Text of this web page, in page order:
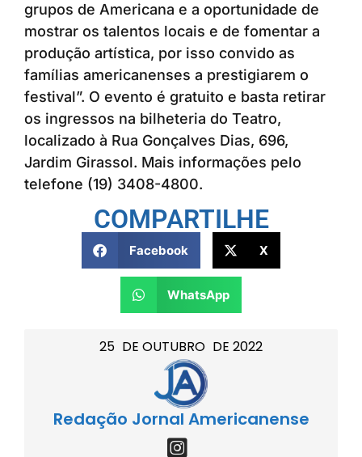
25 DE OUTUBRO DE 2022
Redação Jornal Americanense
grupos de Americana e a oportunidade de
mostrar os talentos locais e de fomentar a
produção artística, por isso convido as
famílias americanenses a prestigiarem o
festival”. O evento é gratuito e basta retirar
os ingressos na bilheteria do Teatro,
localizado à Rua Gonçalves Dias, 696,
Jardim Girassol. Mais informações pelo
telefone (19) 3408-4800.
COMPARTILHE
Facebook X
WhatsApp